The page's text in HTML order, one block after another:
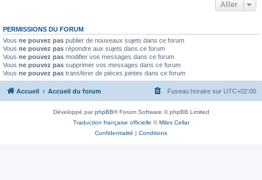
Aller
PERMISSIONS DU FORUM
Vous ne pouvez pas publier de nouveaux sujets dans ce forum
Vous ne pouvez pas répondre aux sujets dans ce forum
Vous ne pouvez pas modifier vos messages dans ce forum
Vous ne pouvez pas supprimer vos messages dans ce forum
Vous ne pouvez pas transférer de pièces jointes dans ce forum
Accueil Accueil du forum Fuseau horaire sur UTC+02:00
Développé parphpBB® Forum Software © phpBB Limited
Traduction française officielle ©Miles Cellar
Confidentialité | Conditions